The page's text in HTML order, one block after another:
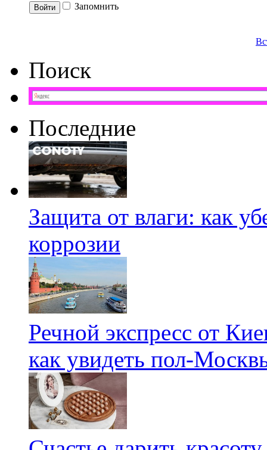
Запомнить
Поиск
Последние
Защита от влаги: как
коррозии
Речной экспресс от
как увидеть пол-